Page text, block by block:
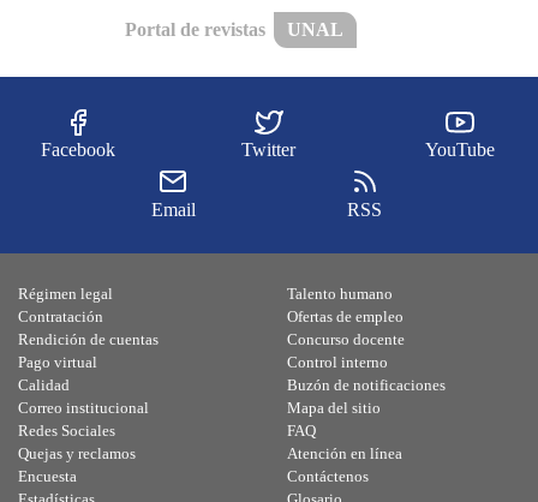
Portal de revistas UNAL
Facebook Twitter YouTube
Email RSS
Régimen legal
Contratación
Rendición de cuentas
Pago virtual
Calidad
Talento humano
Ofertas de empleo
Concurso docente
Control interno
Buzón de notificaciones
Correo institucional
Redes Sociales
Quejas y reclamos
Encuesta
Mapa del sitio
FAQ
Atención en línea
Contáctenos